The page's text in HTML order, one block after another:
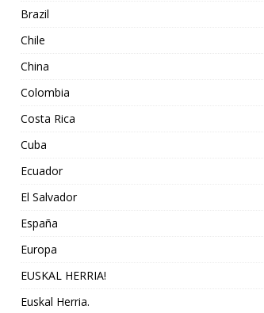
Brazil
Chile
China
Colombia
Costa Rica
Cuba
Ecuador
El Salvador
España
Europa
EUSKAL HERRIA!
Euskal Herria.